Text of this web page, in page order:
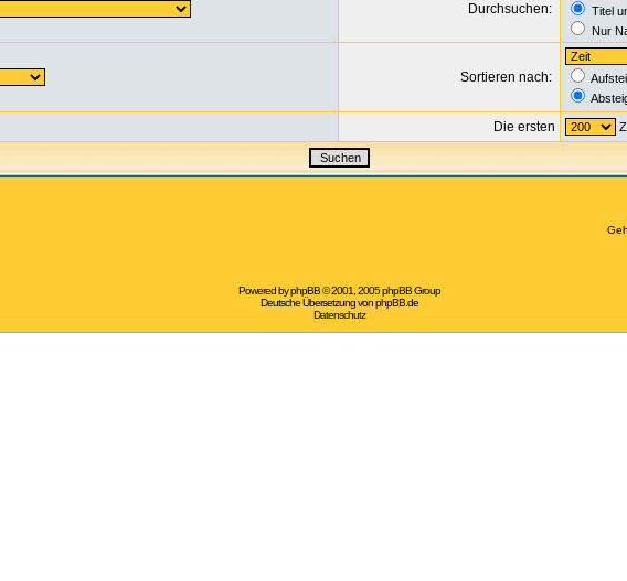
Durchsuchen:
Titel
Nur
Sortieren nach:
Die ersten
Powered byphpBB© 2001, 2005 phpBB Group
Deutsche Übersetzung vonphpBB.de
Datenschutz